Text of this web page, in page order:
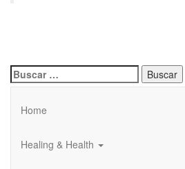
Buscar:
Home
Healing & Health